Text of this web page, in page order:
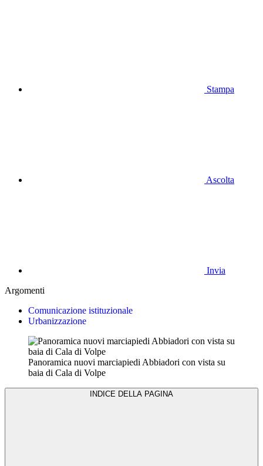
Stampa
Ascolta
Invia
Argomenti
Comunicazione istituzionale
Urbanizzazione
Panoramica nuovi marciapiedi Abbiadori con vista su
baia di Cala di Volpe